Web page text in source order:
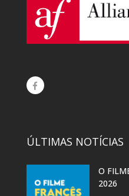
ÚLTIMAS NOTÍCIAS
O
2026